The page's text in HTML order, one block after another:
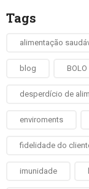
Tags
alimentação
blog BOLO
desperdício de
enviroments
fidelidade do
imunidade